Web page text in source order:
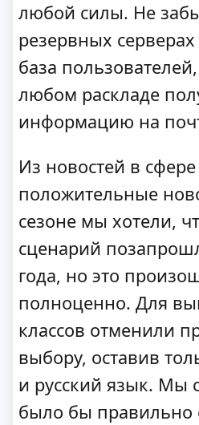
любой силы. Не
резервных серверах
база
любом раскладе
информацию на
Из новостей в
положительные
сезоне мы хотели,
сценарий
года, но это
полноценно. Для
классов отменили
выбору, оставив
и русский язык. Мы
было бы правильно